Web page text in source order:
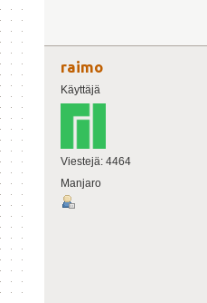
raimo
Käyttäjä
Viestejä: 4464
Manjaro